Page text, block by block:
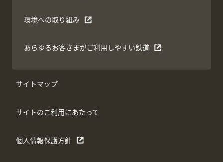
環境への取り組み
あらゆるお客さまがご利用しやすい鉄道
サイトマップ
サイトのご利用にあたって
個人情報保護方針